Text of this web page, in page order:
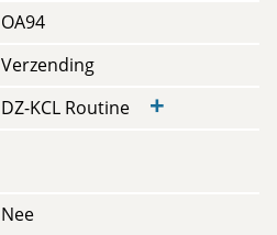
OA94
Verzending
DZ-KCL Routine +
Nee